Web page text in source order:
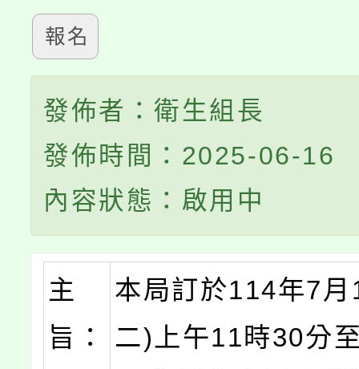
報名
發佈者：衛生組長
發佈時間：2025-06-16
內容狀態：啟用中
主
旨：
本局訂於114年7
二)上午11時30分